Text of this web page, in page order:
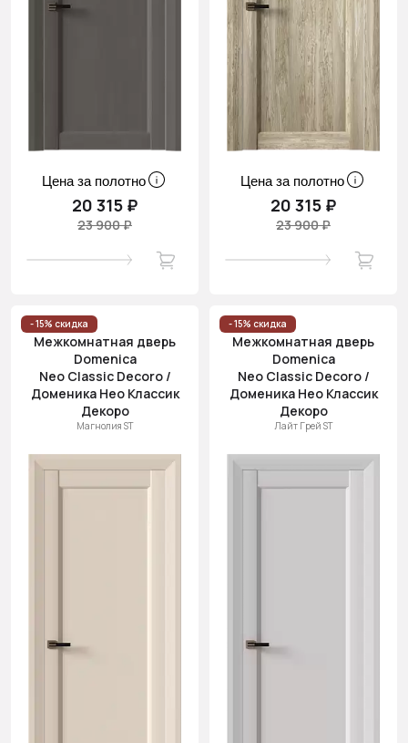
Цена за полотно
20 315 ₽
23 900 ₽
Цена за полотно
20 315 ₽
23 900 ₽
- 15% скидка
Межкомнатная дверь
Domenica
Neo Classic Decoro /
Доменика Нео Классик
Декоро
Магнолия ST
- 15% скидка
Межкомнатная дверь
Domenica
Neo Classic Decoro /
Доменика Нео Классик
Декоро
Лайт Грей ST